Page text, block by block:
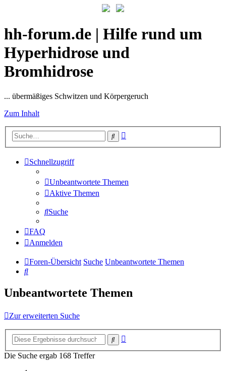
hh-forum.de | Hilfe rund um
Hyperhidrose und
Bromhidrose
... übermäßiges Schwitzen und Körpergeruch
Zum Inhalt
Suche
Schnellzugriff
Unbeantwortete Themen
Aktive Themen
Suche
FAQ
Anmelden
Foren-Übersicht Suche Unbeantwortete Themen
Suche
Unbeantwortete Themen
Zur erweiterten Suche
Suche
Die Suche ergab 168 Treffer